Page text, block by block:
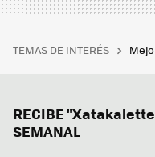
TEMAS DE INTERÉS
RECIBE
SEMANAL